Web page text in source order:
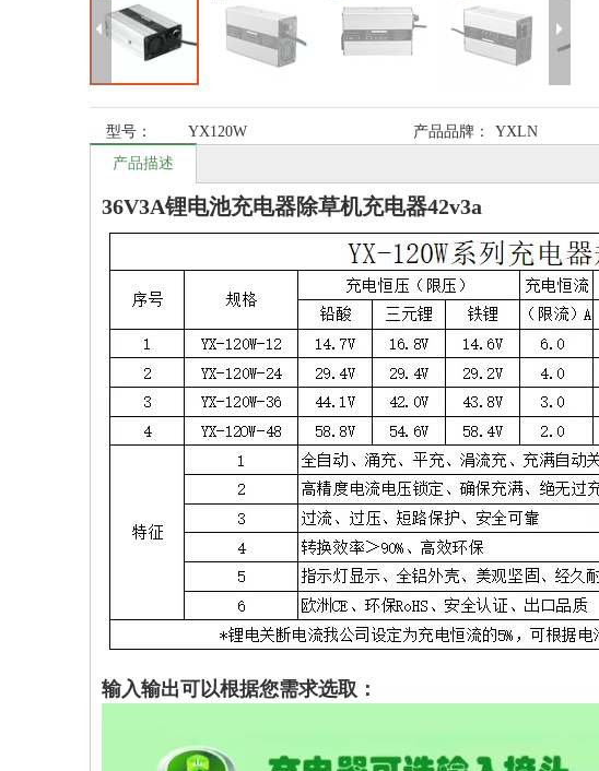
型号： YX120W 产品品牌：
YXLN
产品描述
36V3A锂电池充电器除草机充电器42v3a
输入输出可以根据您需求选取：